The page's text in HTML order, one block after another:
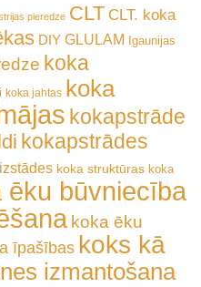
pieredze CLT CLT. koka
DIY GLULAM Igaunijas
koka
koka jahtas koka
kokapstrāde
kokapstrādes
koka struktūras koka
ēku būvniecība
koka ēku
īpašības koks kā
izmantošana